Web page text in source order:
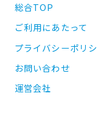
総合TOP
ご利用にあたって
プライバシーポリ
お問い合わせ
運営会社